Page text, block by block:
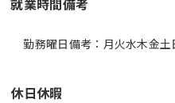
就業時間備考
休日休暇